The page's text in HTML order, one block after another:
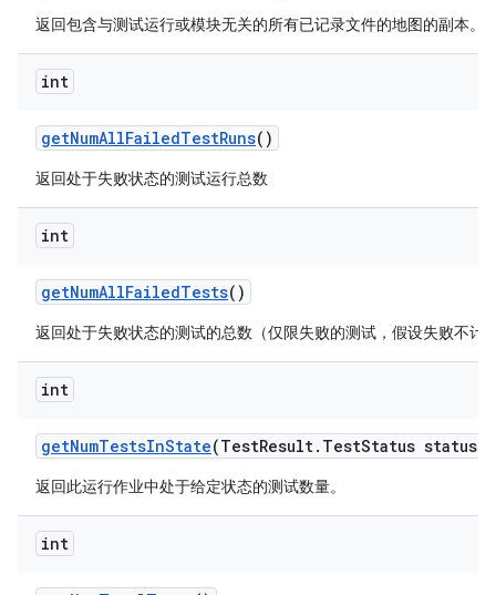
返回包含与测试运行或模块无关的所有已记录文件的地图的副本。
int
getNumAllFailedTestRuns()
返回处于失败状态的测试运行总数
int
getNumAllFailedTests()
返回处于失败状态的测试的总数（仅限失败的测试，假设失败不计
int
getNumTestsInState(TestResult. TestStatus status)
返回此运行作业中处于给定状态的测试数量。
int